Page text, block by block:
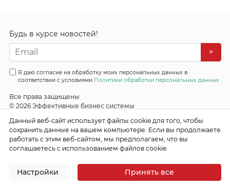
Будь в курсе новостей!
>
Я даю согласие на обработку моих персональных данных в
соответствии с условиями Политики обработки персональных данных
Все права защищены
© 2026 Эффективные бизнес системы
Данный веб-сайт использует файлы cookie для того, чтобы
сохранить данные на вашем компьютере. Если вы продолжаете
работать с этим веб-сайтом, мы предполагаем, что вы
соглашаетесь с использованием файлов cookie.
Настройки Принять все